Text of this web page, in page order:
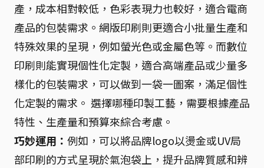
產，成本相對較低，色彩表現力也較好，適合電商
產品的包裝需求。網版印刷則更適合小批量生產和
特殊效果的呈現，例如螢光色或金屬色等。而數位
印刷則能實現個性化定製，適合高端產品或少量多
樣化的包裝需求，可以做到一袋一圖案，滿足個性
化定製的需求。 選擇哪種印製工藝，需要根據產品
特性、生產量和預算來綜合考慮。
巧妙運用： 例如，可以將品牌logo以燙金或UV局
部印刷的方式呈現於氣泡袋上，提升品牌質感和辨